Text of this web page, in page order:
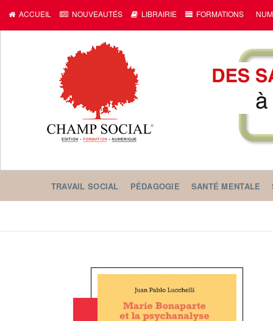
ACCUEIL NOUVEAUTÉS LIBRAIRIE FORMATIONS
TRAVAIL SOCIAL PÉDAGOGIE SANTÉ MENTALE